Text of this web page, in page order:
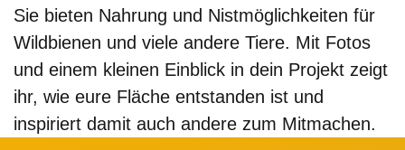
Sie bieten Nahrung und Nistmöglichkeiten für
Wildbienen und viele andere Tiere. Mit Fotos
und einem kleinen Einblick in dein Projekt zeigt
ihr, wie eure Fläche entstanden ist und
inspiriert damit auch andere zum Mitmachen.